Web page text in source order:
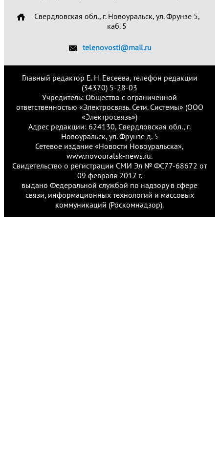
Свердловская обл., г. Новоуральск, ул. Фрунзе 5,
каб. 5
telenovosti@mail.ru
Главный редактор Е. Н. Евсеева, телефон редакции
(34370) 5-28-03
Учредитель: Общество с ограниченной
ответственностью «Электросвязь. Сети. Системы» (ООО
«Электросвязь»)
Адрес редакции: 624130, Свердловская обл., г.
Новоуральск, ул. Фрунзе д. 5
Сетевое издание «Новости Новоуральска»,
www.novouralsk-news.ru.
Свидетельство о регистрации СМИ Эл № ФС77-68672 от
09 февраля 2017 г.
выдано Федеральной службой по надзору в сфере
связи, информационных технологий и массовых
коммуникаций (Роскомнадзор).